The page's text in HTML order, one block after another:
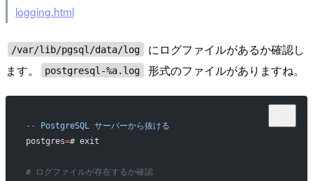
logging.html
/var/lib/pgsql/data/log
にログファイルがあるか確認し
ます。
postgresql-%a.log 形式のファイルがありますね。
-- PostgreSQL
サーバーから抜ける
postgres=# exit
# ログファイルが存在するか確認